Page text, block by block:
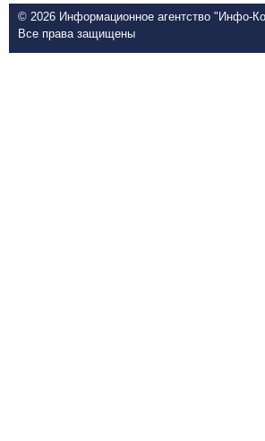
© 2026 Информационное агентство "Инфо-
Все права защищены